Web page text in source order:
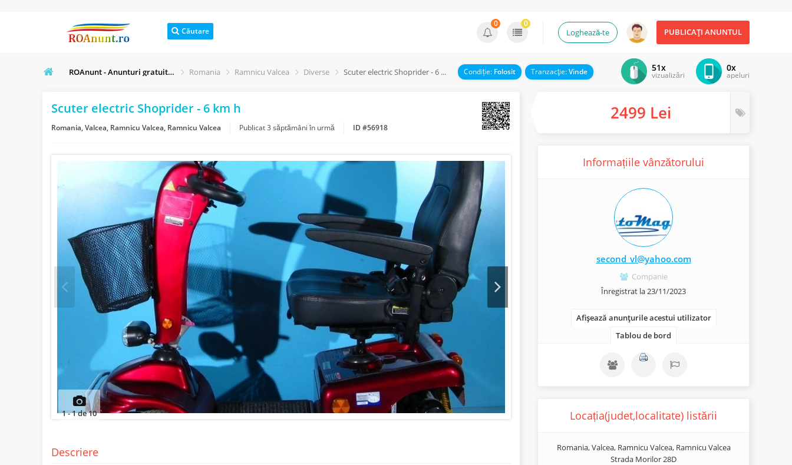
Căutare PUBLICAȚI ANUNTUL
Loghează-te
0 0
ROAnunt - Anunturi gratuite online Romania Ramnicu Valcea Diverse Scuter electric Shoprider - 6 km h Condiție: Folosit Tranzacţie:Vinde 0x
apeluri
51x
vizualizări
Scuter electric Shoprider - 6 km h
Romania, Valcea, Ramnicu Valcea, Ramnicu Valcea Publicat3 săptămâni în urmă ID #56918
1-1de10
Descriere
2499 Lei
Informațiile vânzătorului
second_vl@yahoo.com
Companie
Înregistrat la 23/11/2023
Afișează anunțurile acestui utilizator
Tablou de bord
Locația(judet,localitate) listării
Romania, Valcea, Ramnicu Valcea, Ramnicu Valcea
Strada Morilor 28D